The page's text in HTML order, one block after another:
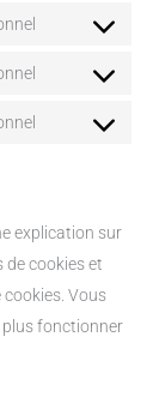
pretty-
google-
Consent
sourcebuster-
Consent
Consent
divers
explication sur
de cookies et
Vous
plus fonctionner